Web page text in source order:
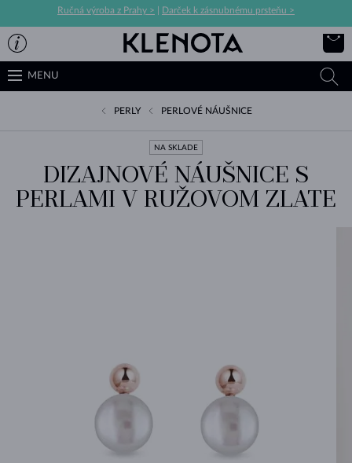
Ručná výroba z Prahy > Darček k zásnubnému prsteňu >
MENU
PERLY PERLOVÉ NÁUŠNICE
NA SKLADE
DIZAJNOVÉ NÁUŠNICE S
PERLAMI V RUŽOVOM ZLATE